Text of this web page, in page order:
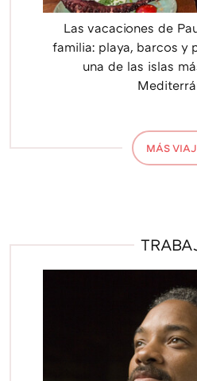
Las vacaciones de
familia: playa, barcos y
una de las islas
MÁS